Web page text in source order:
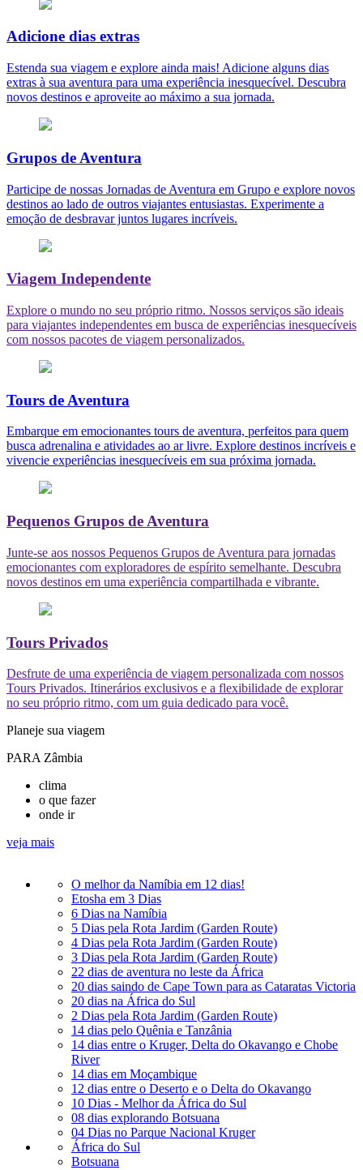
Adicione dias extras
Estenda sua viagem e explore ainda mais! Adicione alguns dias
extras à sua aventura para uma experiência inesquecível. Descubra
novos destinos e aproveite ao máximo a sua jornada.
Grupos de Aventura
Participe de nossas Jornadas de Aventura em Grupo e explore novos
destinos ao lado de outros viajantes entusiastas. Experimente a
emoção de desbravar juntos lugares incríveis.
Viagem Independente
Explore o mundo no seu próprio ritmo. Nossos serviços são ideais
para viajantes independentes em busca de experiências inesquecíveis
com nossos pacotes de viagem personalizados.
Tours de Aventura
Embarque em emocionantes tours de aventura, perfeitos para quem
busca adrenalina e atividades ao ar livre. Explore destinos incríveis e
vivencie experiências inesquecíveis em sua próxima jornada.
Pequenos Grupos de Aventura
Junte-se aos nossos Pequenos Grupos de Aventura para jornadas
emocionantes com exploradores de espírito semelhante. Descubra
novos destinos em uma experiência compartilhada e vibrante.
Tours Privados
Desfrute de uma experiência de viagem personalizada com nossos
Tours Privados. Itinerários exclusivos e a flexibilidade de explorar
no seu próprio ritmo, com um guia dedicado para você.
Planeje sua viagem
PARA Zâmbia
clima
o que fazer
onde ir
veja mais
O melhor da Namíbia em 12 dias!
Etosha em 3 Dias
6 Dias na Namíbia
5 Dias pela Rota Jardim (Garden Route)
4 Dias pela Rota Jardim (Garden Route)
3 Dias pela Rota Jardim (Garden Route)
22 dias de aventura no leste da África
20 dias saindo de Cape Town para as Cataratas Victoria
20 dias na África do Sul
2 Dias pela Rota Jardim (Garden Route)
14 dias pelo Quênia e Tanzânia
14 dias entre o Kruger, Delta do Okavango e Chobe
River
14 dias em Moçambique
12 dias entre o Deserto e o Delta do Okavango
10 Dias - Melhor da África do Sul
08 dias explorando Botsuana
04 Dias no Parque Nacional Kruger
África do Sul
Botsuana